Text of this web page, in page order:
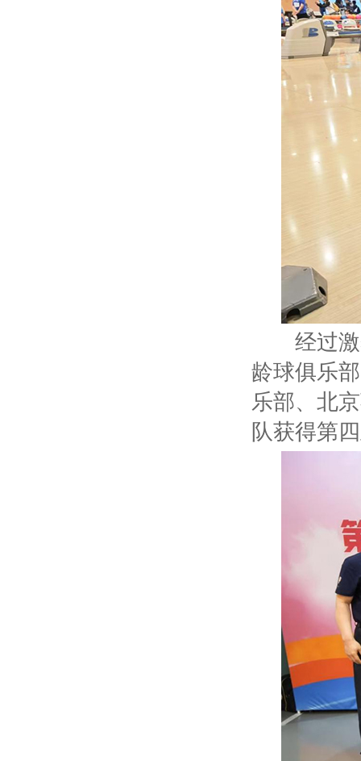
经过激
龄球俱乐
乐部、北
队获得第